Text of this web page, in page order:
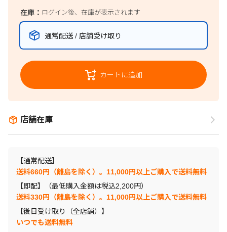
在庫： ログイン後、在庫が表示されます
通常配送 / 店舗受け取り
カートに追加
店舗在庫
【通常配送】
送料660円（離島を除く）。11,000円以上ご購入で送料無料
【即配】（最低購入金額は税込2,200円）
送料330円（離島を除く）。11,000円以上ご購入で送料無料
【後日受け取り（全店舗）】
いつでも送料無料